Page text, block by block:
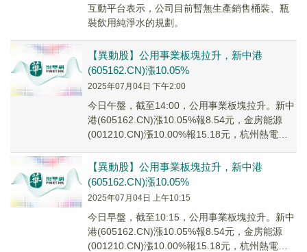
互動平台表示，公司目前暫無生產銷售桶裝、瓶
裝飲用純淨水的規劃。
【異動股】公用事業板塊拉升，新中港
(605162.CN)漲10.05%
2025年07月04日 下午2:00
今日午盤，截至14:00，公用事業板塊拉升。新中
港(605162.CN)漲10.05%報8.54元，金房能源
(001210.CN)漲10.00%報15.18元，杭州熱電
【異動股】公用事業板塊拉升，新中港
(605162.CN)漲10.05%
2025年07月04日 上午10:15
今日早盤，截至10:15，公用事業板塊拉升。新中
港(605162.CN)漲10.05%報8.54元，金房能源
(001210.CN)漲10.00%報15.18元，杭州熱電